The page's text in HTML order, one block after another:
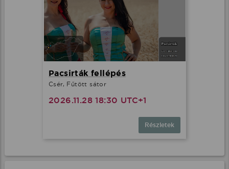
Pacsirták fellépés
Csér, Fűtött sátor
2026.11.28 18:30 UTC+1
Részletek